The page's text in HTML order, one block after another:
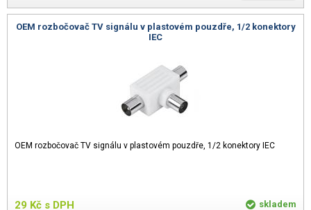
OEM rozbočovač TV signálu v plastovém pouzdře, 1/2 konektory
IEC
OEM rozbočovač TV signálu v plastovém pouzdře, 1/2 konektory IEC
29 Kč s DPH skladem